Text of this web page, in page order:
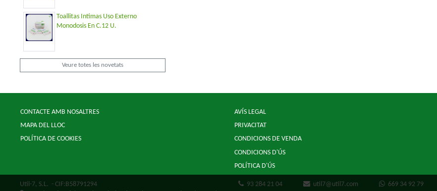
Toallitas Intimas Uso Externo
Monodosis En C.12 U.
Veure totes les novetats
CONTACTE AMB NOSALTRES
MAPA DEL LLOC
POLÍTICA DE COOKIES
AVÍS LEGAL
PRIVACITAT
CONDICIONS DE VENDA
CONDICIONS D'ÚS
POLÍTICA D'ÚS
Util-7, S.L. - CIF:B58791294
93 284 21 04 util7@util7.com 669 34 92 79